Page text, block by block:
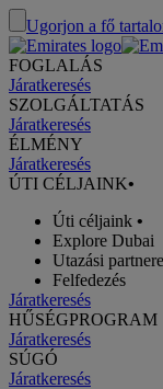
Ugorjon a fő
FOGLALÁS
Járatkeresés
SZOLGÁLTATÁS
Járatkeresés
ÉLMÉNY
Járatkeresés
ÚTI CÉLJAINK•
Úti céljaink •
Explore Dubai
Utazási
Felfedezés
Járatkeresés
HŰSÉGPROGRAM
Járatkeresés
SÚGÓ
Járatkeresés